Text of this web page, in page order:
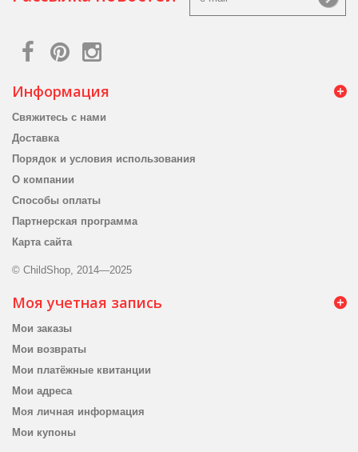
Информация
Свяжитесь с нами
Доставка
Порядок и условия использования
О компании
Способы оплаты
Партнерская программа
Карта сайта
© ChildShop, 2014—2025
Моя учетная запись
Мои заказы
Мои возвраты
Мои платёжные квитанции
Мои адреса
Моя личная информация
Мои купоны